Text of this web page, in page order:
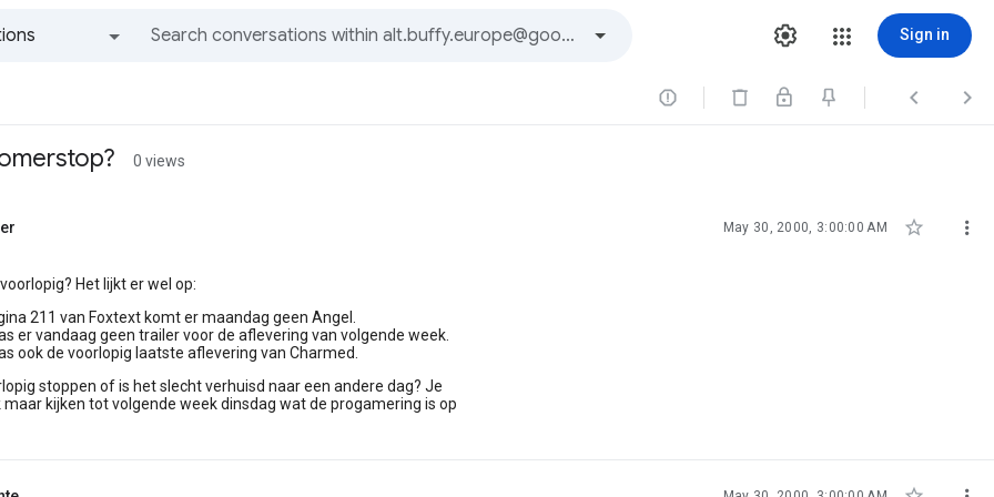
Sign in
  
0 views
May 30, 2000, 3:00:00 AM  
Het lijkt er wel op:
211 van Foxtext komt er maandag geen Angel.
er vandaag geen trailer voor de aflevering van volgende week.
ook de voorlopig laatste aflevering van Charmed.
stoppen of is het slecht verhuisd naar een andere dag? Je
maar kijken tot volgende week dinsdag wat de progamering is op